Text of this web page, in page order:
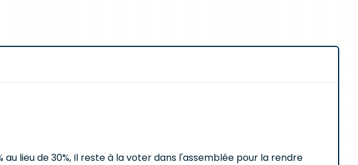
lieu de 30%, Il reste à la voter dans l'assemblée pour la rendre